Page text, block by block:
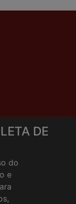
DE
do
e